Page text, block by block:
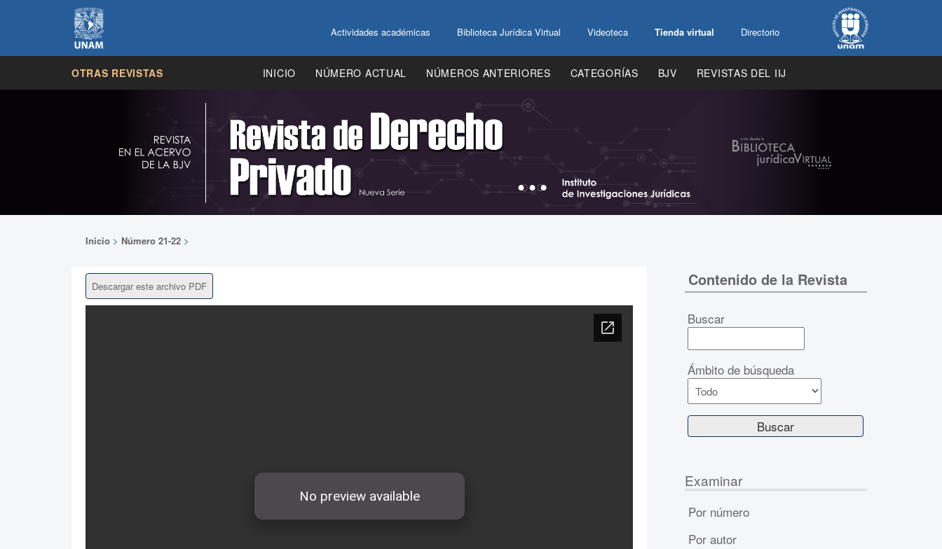
Actividades académicas Biblioteca Jurídica Virtual Videoteca Tienda virtual Directorio
OTRAS REVISTAS INICIO NÚMERO ACTUAL NÚMEROS ANTERIORES CATEGORÍAS BJV REVISTAS DEL IIJ
Inicio > Número 21-22 >
Descargar este archivo PDF Contenido de la Revista
Buscar
Ámbito de búsqueda
Examinar
Por número
Por autor